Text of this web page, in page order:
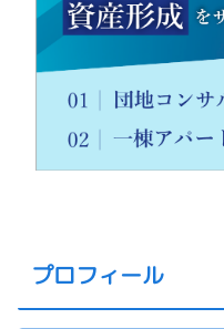
プロフィール